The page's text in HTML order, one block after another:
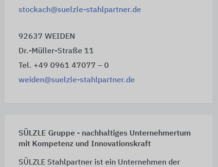
stockach@suelzle-stahlpartner.de
92637 WEIDEN
Dr.-Müller-Straße 11
Tel. +49 0961 47077 – 0
weiden@suelzle-stahlpartner.de
SÜLZLE Gruppe - nachhaltiges Unternehmertum
mit Kompetenz und Innovationskraft
SÜLZLE Stahlpartner ist ein Unternehmen der